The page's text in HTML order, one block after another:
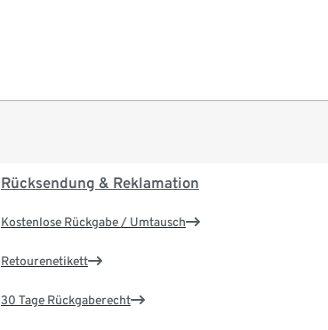
Rücksendung & Reklamation
Kostenlose Rückgabe / Umtausch
Retourenetikett
30 Tage Rückgaberecht